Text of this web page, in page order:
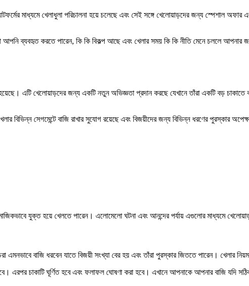
মাধ্যমে খেলাধুলা পরিচালনা হয়ে চলেছে এবং সেই সঙ্গে খেলোয়াড়দের জন্য স্পেশাল
ব্যবহৃত করতে পারেন, কি কি বিকল্প আছে এবং খেলার সময় কি কি নীতি মেনে চললে আপনার
এটি খেলোয়াড়দের জন্য একটি নতুন অভিজ্ঞতা প্রদান করছে যেখানে তাঁরা একটি বড় চাকাতে
বিভিন্ন সেগমেন্টে বাজি রাখার সুযোগ রয়েছে এবং বিজয়ীদের জন্য বিভিন্ন ধরণের পুরস্কার
যুক্ত হয়ে খেলতে পারেন। এলোমেলো ঘটনা এবং আনন্দের পর্যায় এগুলোর মাধ্যমে
বাজি ধরবেন যাতে বিজয়ী সংখ্যা বের হয় এবং তাঁরা পুরস্কার জিততে পারেন। খেলার
এরপর চাকাটি ঘূর্ণিত হবে এবং ফলাফল ঘোষণা করা হবে। এখানে আপনাকে আপনার বাজি যদি